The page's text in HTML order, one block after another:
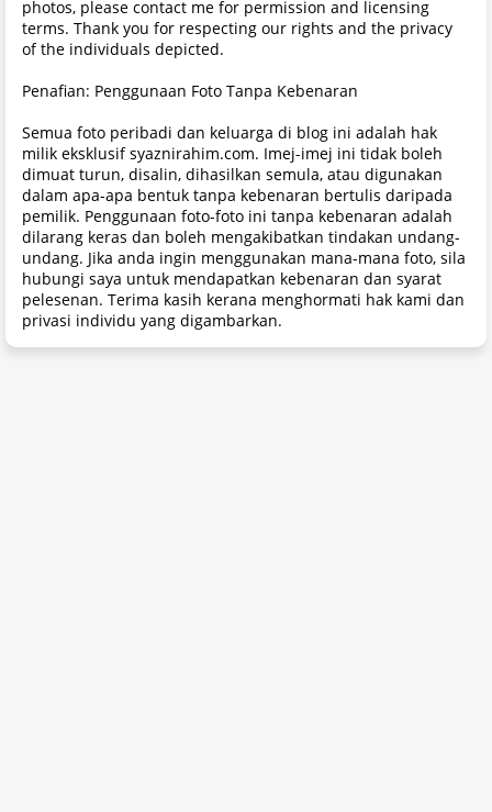
photos, please contact me for permission and licensing
terms. Thank you for respecting our rights and the privacy
of the individuals depicted.
Penafian: Penggunaan Foto Tanpa Kebenaran
Semua foto peribadi dan keluarga di blog ini adalah hak
milik eksklusif syaznirahim.com. Imej-imej ini tidak boleh
dimuat turun, disalin, dihasilkan semula, atau digunakan
dalam apa-apa bentuk tanpa kebenaran bertulis daripada
pemilik. Penggunaan foto-foto ini tanpa kebenaran adalah
dilarang keras dan boleh mengakibatkan tindakan undang-
undang. Jika anda ingin menggunakan mana-mana foto, sila
hubungi saya untuk mendapatkan kebenaran dan syarat
pelesenan. Terima kasih kerana menghormati hak kami dan
privasi individu yang digambarkan.